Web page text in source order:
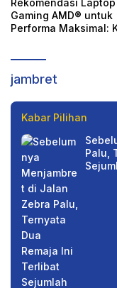
Rekomendasi Laptop
Gaming AMD® untuk
Performa Maksimal:
jambret
Beraksi di 13
Dihadiahi
Kabar Pilihan
Palu,